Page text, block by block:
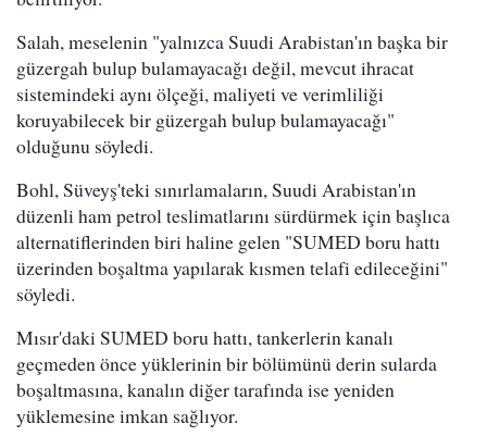
Salah, meselenin "yalnızca Suudi Arabistan'ın başka bir
güzergah bulup bulamayacağı değil, mevcut ihracat
sistemindeki aynı ölçeği, maliyeti ve verimliliği
koruyabilecek bir güzergah bulup bulamayacağı"
olduğunu söyledi.
Bohl, Süveyş'teki sınırlamaların, Suudi Arabistan'ın
düzenli ham petrol teslimatlarını sürdürmek için başlıca
alternatiflerinden biri haline gelen "SUMED boru hattı
üzerinden boşaltma yapılarak kısmen telafi edileceğini"
söyledi.
Mısır'daki SUMED boru hattı, tankerlerin kanalı
geçmeden önce yüklerinin bir bölümünü derin sularda
boşaltmasına, kanalın diğer tarafında ise yeniden
yüklemesine imkan sağlıyor.